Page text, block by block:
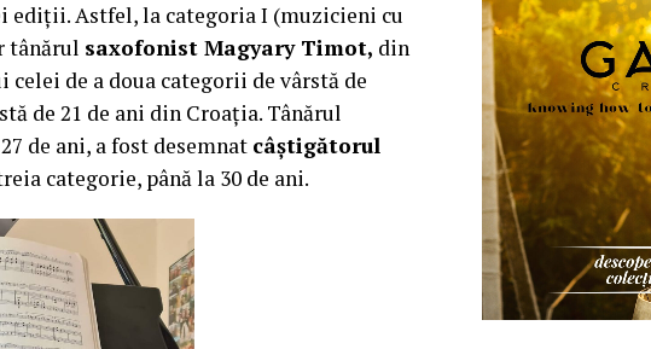
ediții. Astfel, la categoria I (muzicieni cu
tânărul saxofonist Magyary Timot, din
de a doua categorii de vârstă de
de 21 de ani din Croația. Tânărul
de ani, a fost desemnat câștigătorul
categorie, până la 30 de ani.